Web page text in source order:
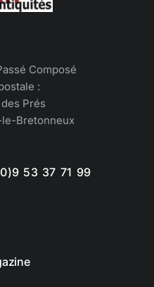
Composé
:
Prés
Bretonneux
53 37 71 99